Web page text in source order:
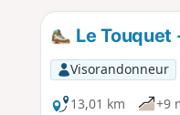
Le Touquet
Visorandonneur
13,01 km
+9